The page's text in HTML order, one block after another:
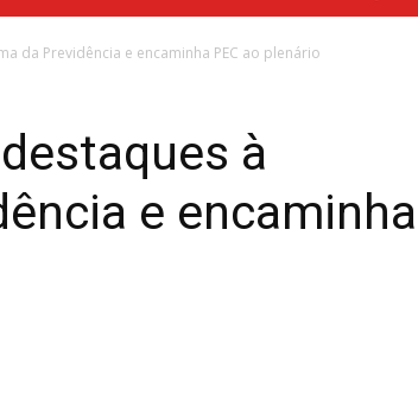
da Previdência e encaminha PEC ao plenário
à
e encaminha